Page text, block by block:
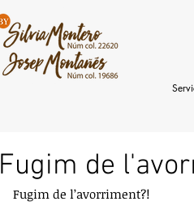
Fugim de
Fugim de l’avorriment?!